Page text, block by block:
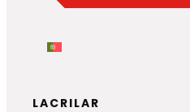
LACRILAR